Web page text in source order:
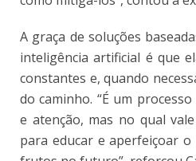
A graça de soluções
inteligência artificial é que
constantes e, quando
do caminho. “É um
e atenção, mas no qual
para educar e aperfeiçoar